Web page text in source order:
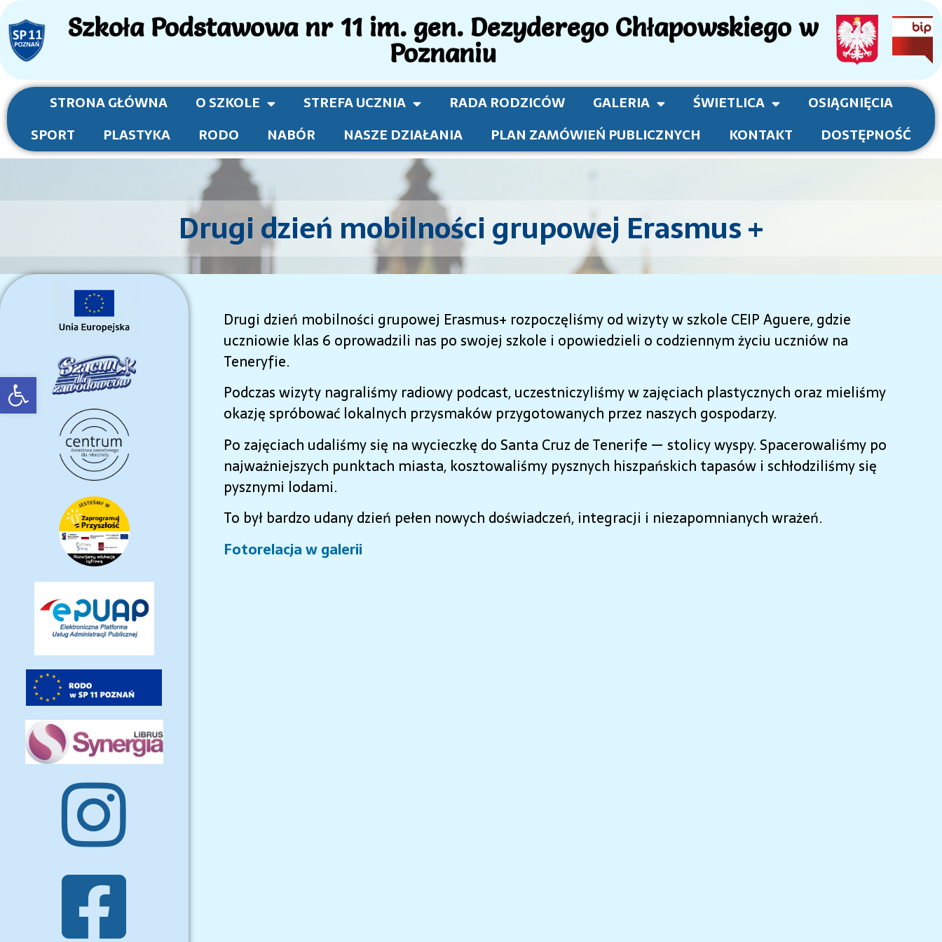
Open toolbar
Szkoła Podstawowa nr 11 im. gen. Dezyderego Chłapowskiego w
Poznaniu
STRONA GŁÓWNA O SZKOLE STREFA UCZNIA RADA RODZICÓW GALERIA ŚWIETLICA
OSIĄGNIĘCIA
SPORT
PLASTYKA RODO NABÓR NASZE DZIAŁANIA PLAN ZAMÓWIEŃ PUBLICZNYCH KONTAKT DOSTĘPNOŚĆ
Drugi dzień mobilności grupowej Erasmus +
Drugi dzień mobilności grupowej Erasmus+ rozpoczęliśmy od wizyty w szkole CEIP Aguere, gdzie
uczniowie klas 6 oprowadzili nas po swojej szkole i opowiedzieli o codziennym życiu uczniów na
Teneryfie.
Podczas wizyty nagraliśmy radiowy podcast, uczestniczyliśmy w zajęciach plastycznych oraz mieliśmy
okazję spróbować lokalnych przysmaków przygotowanych przez naszych gospodarzy.
Po zajęciach udaliśmy się na wycieczkę do Santa Cruz de Tenerife — stolicy wyspy. Spacerowaliśmy po
najważniejszych punktach miasta, kosztowaliśmy pysznych hiszpańskich tapasów i schłodziliśmy się
pysznymi lodami.
To był bardzo udany dzień pełen nowych doświadczeń, integracji i niezapomnianych wrażeń.
Fotorelacja w galerii